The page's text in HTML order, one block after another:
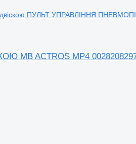
ПУЛЬТ УПРАВЛІННЯ
MB ACTROS MP4 0028208297